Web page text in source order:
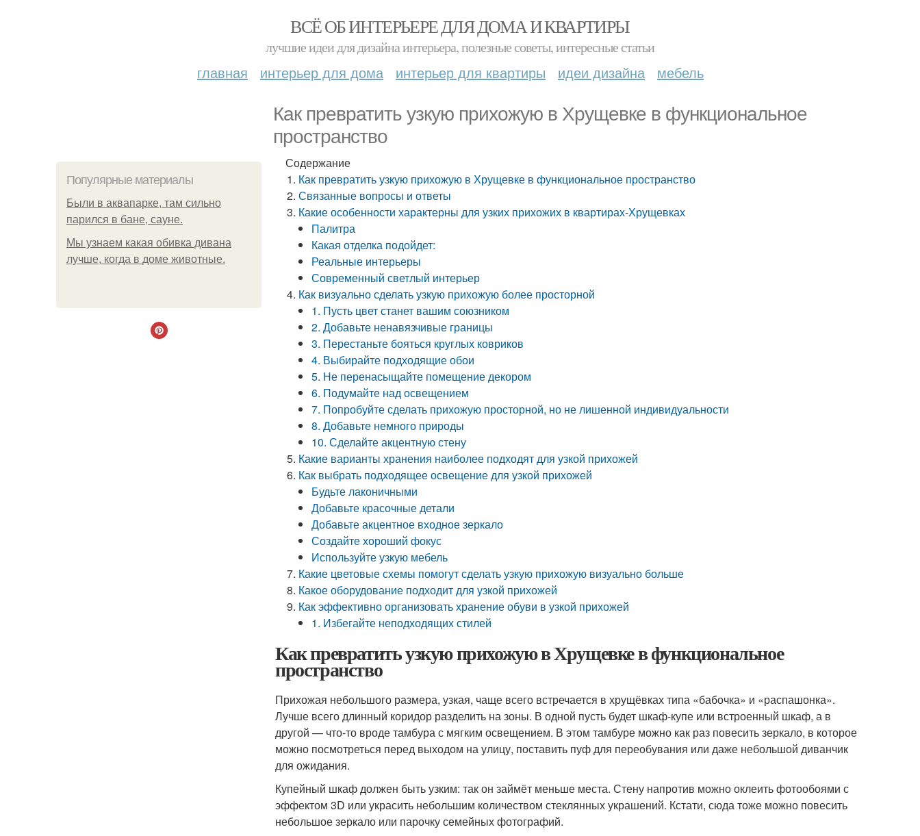
ВСЁ ОБ ИНТЕРЬЕРЕ ДЛЯ ДОМА И КВАРТИРЫ
лучшие идеи для дизайна интерьера, полезные советы, интересные статьи
главная интерьер для дома интерьер для квартиры идеи дизайна мебель
Как превратить узкую прихожую в Хрущевке в функциональное
пространство
Популярные материалы
Были в аквапарке, там сильно
парился в бане, сауне.
Мы узнаем какая обивка дивана
лучше, когда в доме животные.
Содержание
Как превратить узкую прихожую в Хрущевке в функциональное пространство
Связанные вопросы и ответы
Какие особенности характерны для узких прихожих в квартирах-Хрущевках
Палитра
Какая отделка подойдет:
Реальные интерьеры
Современный светлый интерьер
Как визуально сделать узкую прихожую более просторной
1. Пусть цвет станет вашим союзником
2. Добавьте ненавязчивые границы
3. Перестаньте бояться круглых ковриков
4. Выбирайте подходящие обои
5. Не перенасыщайте помещение декором
6. Подумайте над освещением
7. Попробуйте сделать прихожую просторной, но не лишенной индивидуальности
8. Добавьте немного природы
10. Сделайте акцентную стену
Какие варианты хранения наиболее подходят для узкой прихожей
Как выбрать подходящее освещение для узкой прихожей
Будьте лаконичными
Добавьте красочные детали
Добавьте акцентное входное зеркало
Создайте хороший фокус
Используйте узкую мебель
Какие цветовые схемы помогут сделать узкую прихожую визуально больше
Какое оборудование подходит для узкой прихожей
Как эффективно организовать хранение обуви в узкой прихожей
1. Избегайте неподходящих стилей
Как превратить узкую прихожую в Хрущевке в функциональное
пространство
Прихожая небольшого размера, узкая, чаще всего встречается в хрущёвках типа «бабочка» и «распашонка».
Лучше всего длинный коридор разделить на зоны. В одной пусть будет шкаф-купе или встроенный шкаф, а в
другой — что-то вроде тамбура с мягким освещением. В этом тамбуре можно как раз повесить зеркало, в которое
можно посмотреться перед выходом на улицу, поставить пуф для переобувания или даже небольшой диванчик
для ожидания.
Купейный шкаф должен быть узким: так он займёт меньше места. Стену напротив можно оклеить фотообоями с
эффектом 3D или украсить небольшим количеством стеклянных украшений. Кстати, сюда тоже можно повесить
небольшое зеркало или парочку семейных фотографий.